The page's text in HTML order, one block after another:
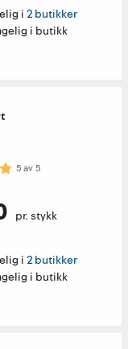
i 2 butikker
i butikk
5.0 av 5 mulige
5av5
pr. stykk
i 2 butikker
i butikk